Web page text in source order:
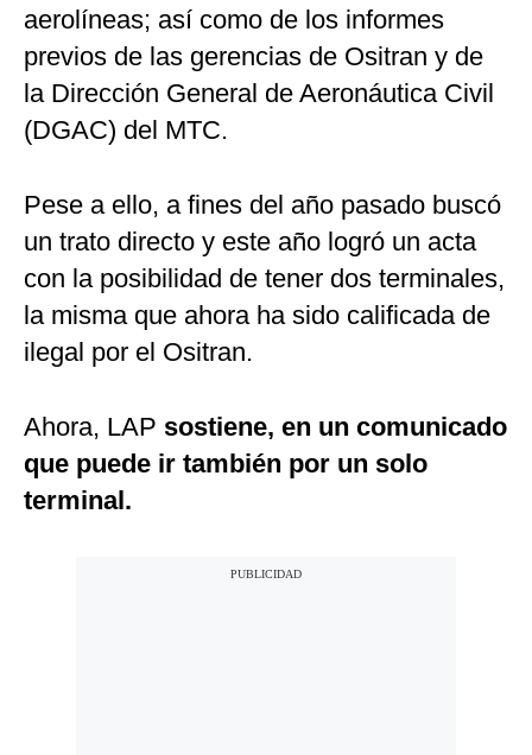
aerolíneas; así como de los informes
previos de las gerencias de Ositran y de
la Dirección General de Aeronáutica Civil
(DGAC) del MTC.
Pese a ello, a fines del año pasado buscó
un trato directo y este año logró un acta
con la posibilidad de tener dos terminales,
la misma que ahora ha sido calificada de
ilegal por el Ositran.
Ahora, LAP sostiene, en un comunicado
que puede ir también por un solo
terminal.